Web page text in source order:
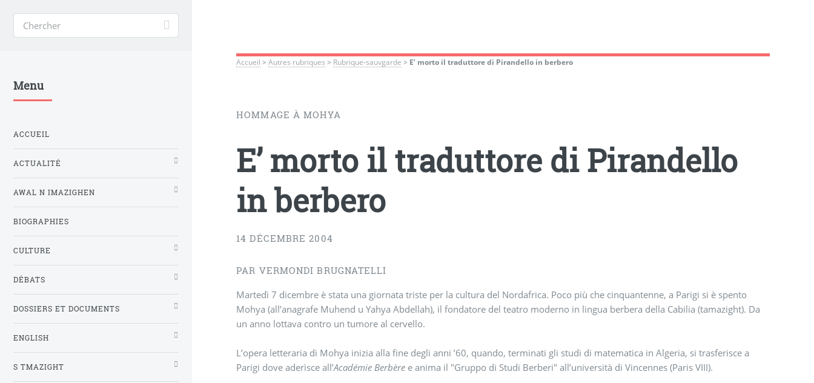
Accueil >Autres rubriques > Rubrique-sauvgarde > E’ morto il traduttore di Pirandello in berbero
HOMMAGE À MOHYA
E’ morto il traduttore di Pirandello
in berbero
14 DÉCEMBRE 2004
PAR VERMONDI BRUGNATELLI
Martedì 7 dicembre è stata una giornata triste per la cultura del Nordafrica. Poco più che cinquantenne, a Parigi si è spento
Mohya (all’anagrafe Muhend u Yahya Abdellah), il fondatore del teatro moderno in lingua berbera della Cabilia (tamazight). Da
un anno lottava contro un tumore al cervello.
L’opera letteraria di Mohya inizia alla fine degli anni ’60, quando, terminati gli studi di matematica in Algeria, si trasferisce a
Parigi dove aderìsce all’Académie Berbère e anima il "Gruppo di Studi Berberi" all’università di Vincennes (Paris VIII).
Menu
ACCUEIL
ACTUALITÉ
AWAL N IMAZIGHEN
BIOGRAPHIES
CULTURE
DÉBATS
DOSSIERS ET DOCUMENTS
ENGLISH
S TMAZIGHT